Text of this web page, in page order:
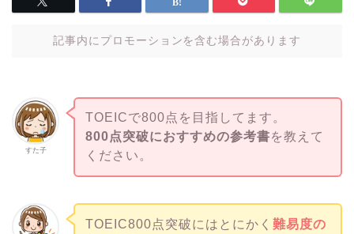
記事内にプロモーションを含む場合があります
すた子
TOEICで800点を目指してます。
800点突破におすすめの参考書を教えて
ください。
TOEIC800点突破にはとにかく 難易度の